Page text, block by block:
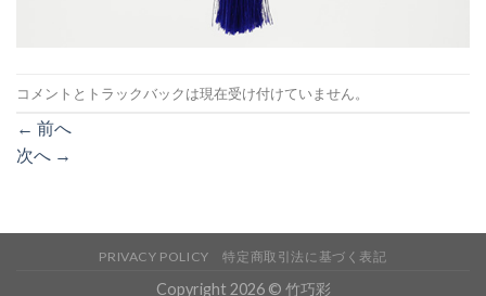
コメントとトラックバックは現在受け付けていません。
← 前へ
次へ →
PRIVACY POLICY 特定商取引法に基づく表記
Copyright 2026 © 竹巧彩